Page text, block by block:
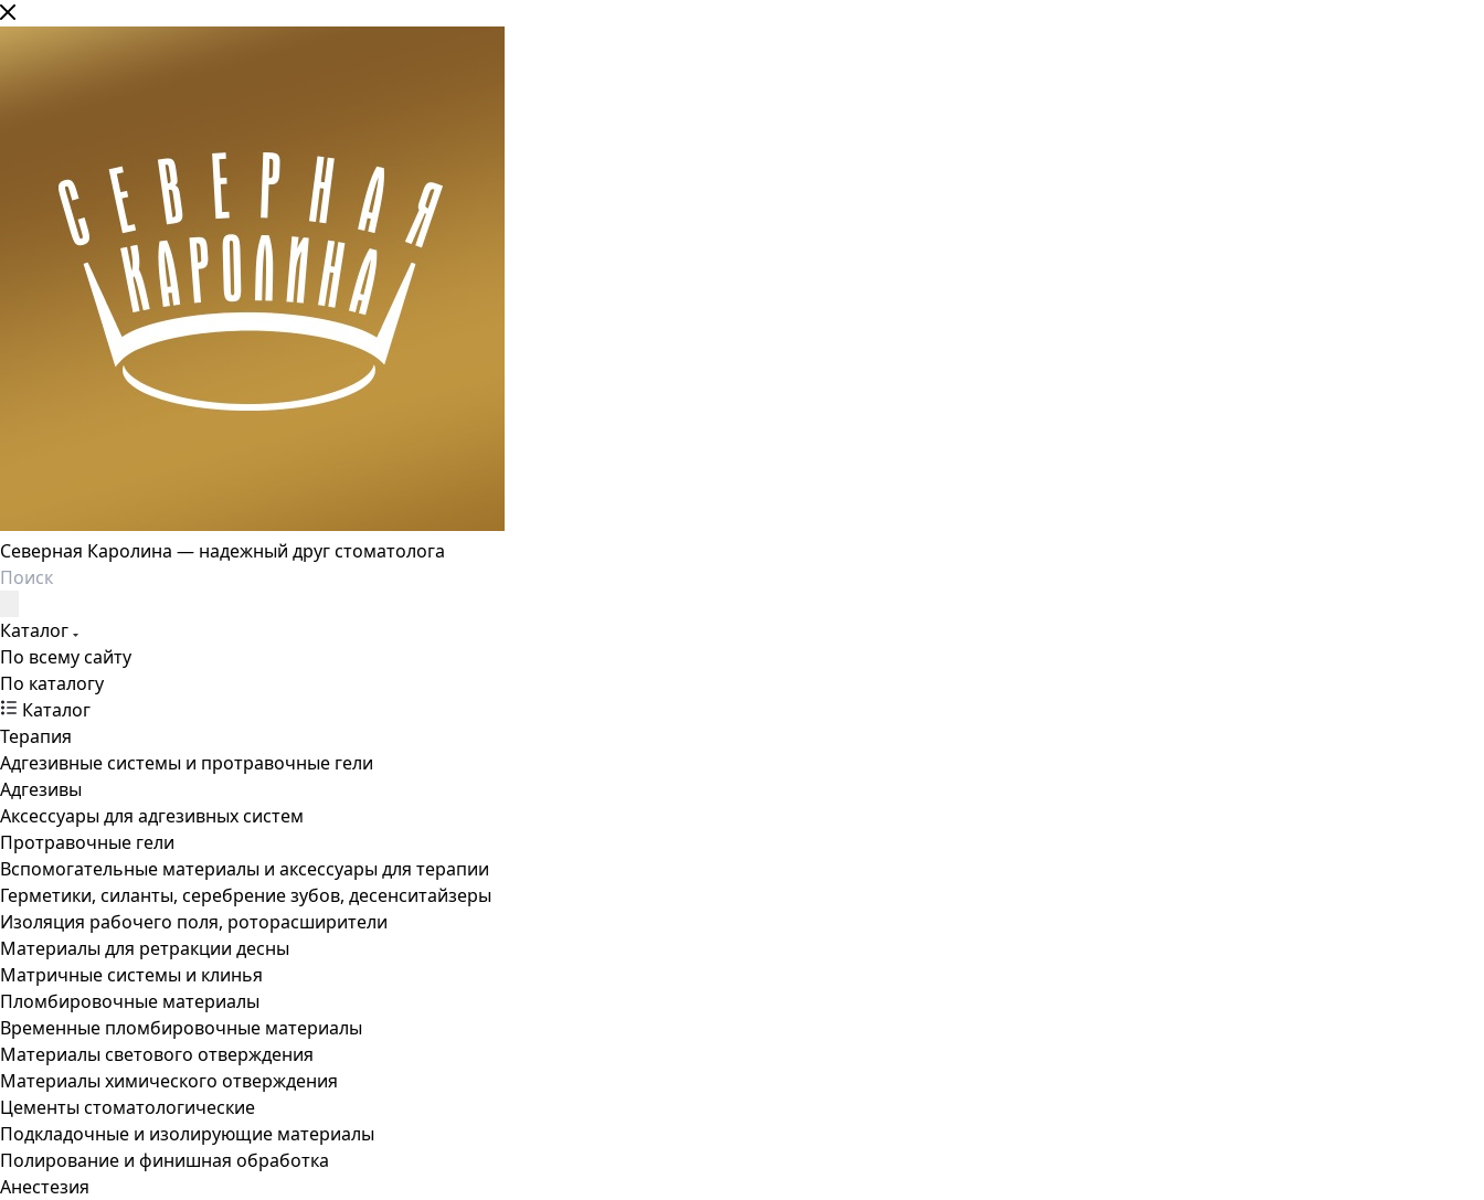
Северная Каролина — надежный друг стоматолога
Каталог
По всему сайту
По каталогу
Каталог
Терапия
Адгезивные системы и протравочные гели
Адгезивы
Аксессуары для адгезивных систем
Протравочные гели
Вспомогательные материалы и аксессуары для терапии
Герметики, силанты, серебрение зубов, десенситайзеры
Изоляция рабочего поля, роторасширители
Материалы для ретракции десны
Матричные системы и клинья
Пломбировочные материалы
Временные пломбировочные материалы
Материалы светового отверждения
Материалы химического отверждения
Цементы стоматологические
Подкладочные и изолирующие материалы
Полирование и финишная обработка
Анестезия